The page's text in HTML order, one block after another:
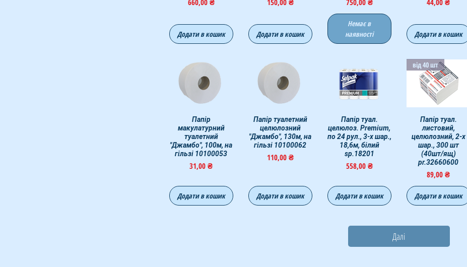
660,00 ₴
Додати в кошик
150,00 ₴
Додати в кошик
750,00 ₴
Немає в
наявності
44,00 ₴
Додати в кошик
Быстрый просмотр
Папір
макулатурний
туалетний
"Джамбо", 100м, на
гільзі 10100053
Цена
31,00 ₴
Додати в кошик
Быстрый просмотр
Папір туалетний
целюлозний
"Джамбо", 130м, на
гільзі 10100062
Цена
110,00 ₴
Додати в кошик
Быстрый просмотр
Папір туал.
целюлоз. Premium,
по 24 рул., 3-х шар.,
18,6м, білий
sp.18201
Цена
558,00 ₴
Додати в кошик
Быстрый просмотр
від 40 шт
Папiр туал.
листовий,
целюлозний, 2-х
шар., 300 шт
(40шт/ящ)
pr.32660600
Цена
89,00 ₴
Додати в кошик
Далі